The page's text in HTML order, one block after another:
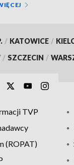
/ KATOWICE /
/ SZCZECIN /
TVP
(ROPAT)